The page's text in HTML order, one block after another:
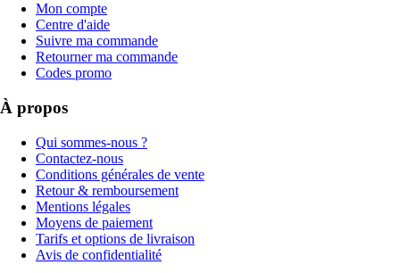
Mon compte
Centre d'aide
Suivre ma commande
Retourner ma commande
Codes promo
À propos
Qui sommes-nous ?
Contactez-nous
Conditions générales de vente
Retour & remboursement
Mentions légales
Moyens de paiement
Tarifs et options de livraison
Avis de confidentialité